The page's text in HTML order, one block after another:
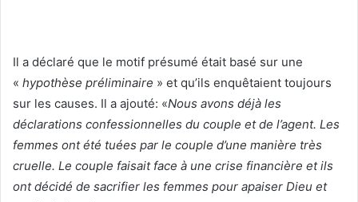
Il a déclaré que le motif présumé était basé sur une
« hypothèse préliminaire » et qu’ils enquêtaient toujours
sur les causes. Il a ajouté: «Nous avons déjà les
déclarations confessionnelles du couple et de l’agent. Les
femmes ont été tuées par le couple d’une manière très
cruelle. Le couple faisait face à une crise financière et ils
ont décidé de sacrifier les femmes pour apaiser Dieu et